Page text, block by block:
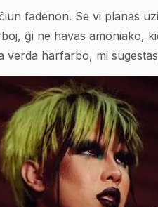
fadenon. Se vi planas
ĝi ne havas amoniako,
verda harfarbo, mi